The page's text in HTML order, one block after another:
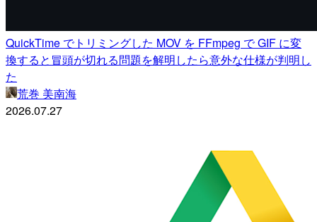
QuickTime でトリミングした MOV を FFmpeg で GIF に変
換すると冒頭が切れる問題を解明したら意外な仕様が判明し
た
荒巻 美南海
2026.07.27